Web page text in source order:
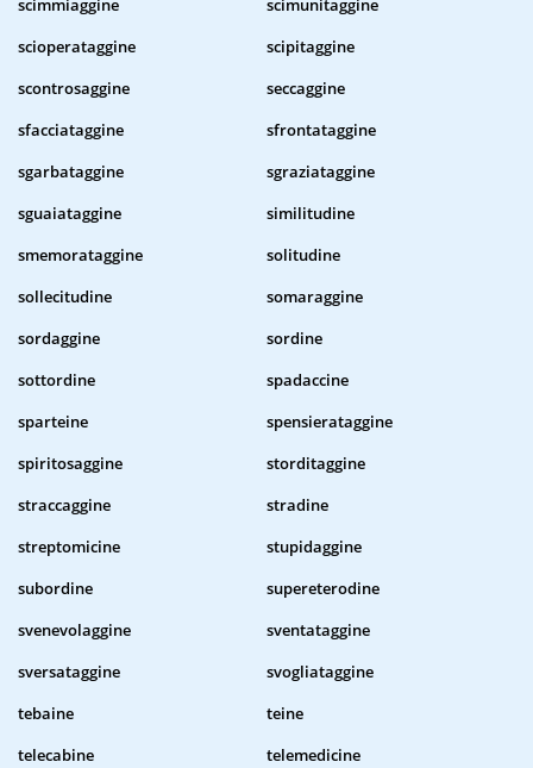
scimmiaggine
scimunitaggine
scioperataggine
scipitaggine
scontrosaggine
seccaggine
sfacciataggine
sfrontataggine
sgarbataggine
sgraziataggine
sguaiataggine
similitudine
smemorataggine
solitudine
sollecitudine
somaraggine
sordaggine
sordine
sottordine
spadaccine
sparteine
spensierataggine
spiritosaggine
storditaggine
straccaggine
stradine
streptomicine
stupidaggine
subordine
supereterodine
svenevolaggine
sventataggine
sversataggine
svogliataggine
tebaine
teine
telecabine
telemedicine